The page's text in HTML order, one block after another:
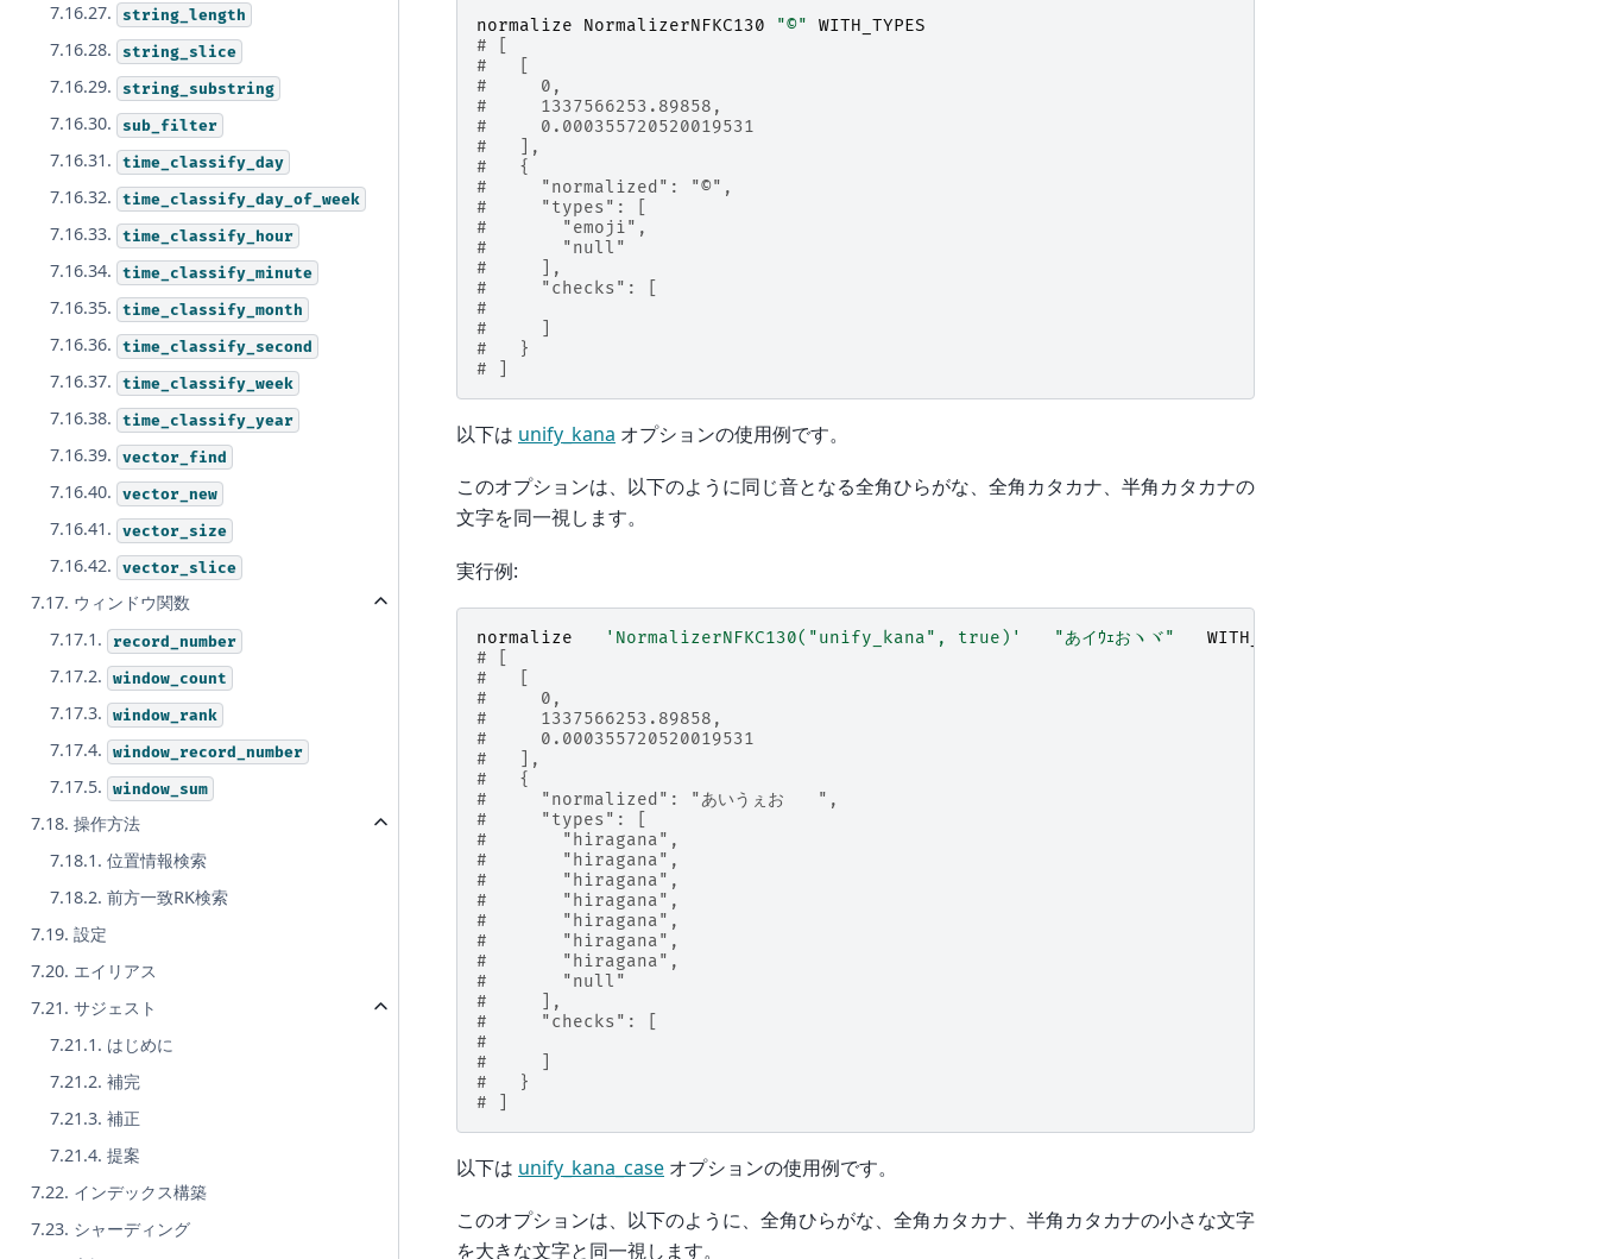
7.16.27. string_length
7.16.28. string_slice
7.16.29. string_substring
7.16.30. sub_filter
7.16.31. time_classify_day
7.16.32. time_classify_day_of_week
7.16.33. time_classify_hour
7.16.34. time_classify_minute
7.16.35. time_classify_month
7.16.36. time_classify_second
7.16.37. time_classify_week
7.16.38. time_classify_year
7.16.39. vector_find
7.16.40. vector_new
7.16.41. vector_size
7.16.42. vector_slice
7.17. ウィンドウ関数
7.17.1.
record_number
7.17.2. window_count
7.17.3. window_rank
7.17.4. window_record_number
7.17.5. window_sum
7.18. 操作方法
7.18.1. 位置情報検索
7.18.2. 前方一致RK検索
7.19. 設定
7.20. エイリアス
7.21. サジェスト
7.21.1. はじめに
7.21.2. 補完
7.21.3. 補正
7.21.4. 提案
7.22. インデックス構築
7.23. シャーディング
normalize NormalizerNFKC130 "©"
WITH_TYPES
# [
#   [
#     0,
#     1337566253.89858,
#     0.000355720520019531
#   ],
#   {
#     "normalized": "©",
#     "types": [
#       "emoji",
#       "null"
#     ],
#     "checks": [
#
#     ]
#   }
# ]
以下は unify_kana オプションの使用例です。
このオプションは、以下のように同じ音となる全角ひらがな、全角カタカナ、半角カタカナの
文字を同一視します。
実行例:
normalize 'NormalizerNFKC130("unify_kana", true)' "あイｳｪおヽヾ"
WITH_TYPES
# [
#   [
#     0,
#     1337566253.89858,
#     0.000355720520019531
#   ],
#   {
#     "normalized": "あいうぇおゝゞ",
#     "types": [
#       "hiragana",
#       "hiragana",
#       "hiragana",
#       "hiragana",
#       "hiragana",
#       "hiragana",
#       "hiragana",
#       "null"
#     ],
#     "checks": [
#
#     ]
#   }
# ]
以下は unify_kana_case オプションの使用例です。
このオプションは、以下のように、全角ひらがな、全角カタカナ、半角カタカナの小さな文字
を大きな文字と同一視します。